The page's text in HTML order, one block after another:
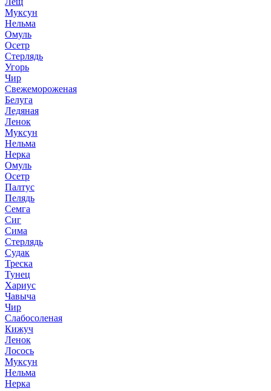
Муксун
Нельма
Омуль
Осетр
Стерлядь
Угорь
Чир
Свежемороженая
Белуга
Ледяная
Ленок
Муксун
Нельма
Нерка
Омуль
Осетр
Палтус
Пелядь
Семга
Сиг
Сима
Стерлядь
Судак
Треска
Тунец
Хариус
Чавыча
Чир
Слабосоленая
Кижуч
Ленок
Лосось
Муксун
Нельма
Нерка